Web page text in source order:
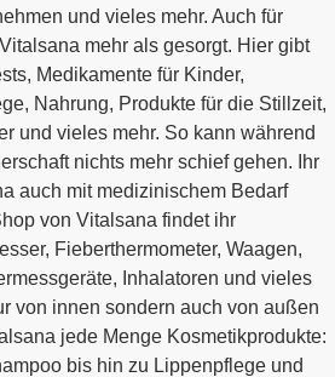
und vieles mehr. Auch für
mehr als gesorgt. Hier gibt
Medikamente für Kinder,
Nahrung, Produkte für die Stillzeit,
und vieles mehr. So kann während
nichts mehr schief gehen. Ihr
auch mit medizinischem Bedarf
von Vitalsana findet ihr
Fieberthermometer, Waagen,
Inhalatoren und vieles
von innen sondern auch von außen
jede Menge Kosmetikprodukte:
bis hin zu Lippenpflege und